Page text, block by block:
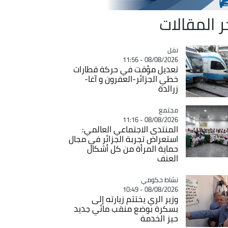
المقالات
Catégorie
نقل
08/08/2026 - 11:56
تعديل مؤقت في حركة قطارات
خطي الجزائر-العفرون و آغا-
زرالدة
Catégorie
مجتمع
08/08/2026 - 11:16
المنتدى الاجتماعي العالمي:
استعراض تجربة الجزائر في مجال
حماية المرأة من كل أشكال
العنف
Catégorie
نشاط حكومي
08/08/2026 - 10:49
وزير الري يختتم زيارته إلى
بسكرة بوضع منقب مائي جديد
حيز الخدمة